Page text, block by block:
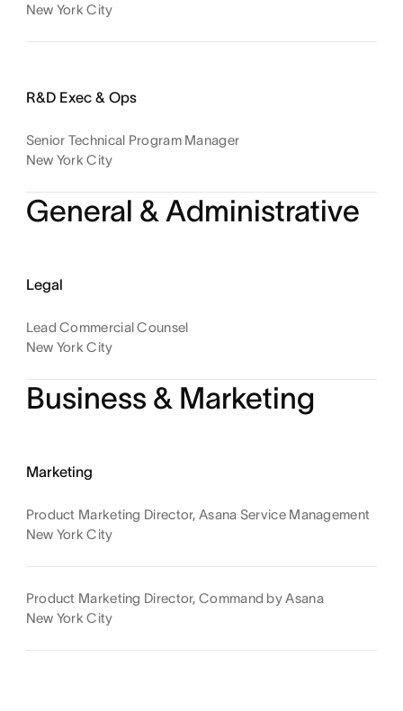
New York City
R&D Exec & Ops
Senior Technical Program Manager
New York City
General & Administrative
Legal
Lead Commercial Counsel
New York City
Business & Marketing
Marketing
Product Marketing Director, Asana Service Management
New York City
Product Marketing Director, Command by Asana
New York City